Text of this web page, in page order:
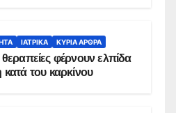
ΙΑΤΡΙΚΆ ΚΥΡΙΑ ΑΡΘΡΑ
φέρνουν ελπίδα
του καρκίνου